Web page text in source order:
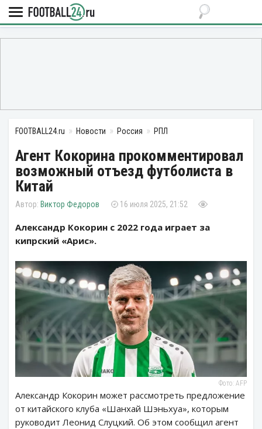
FOOTBALL24.ru Новости Россия РПЛ
Агент Кокорина прокомментировал
возможный отъезд футболиста в
Китай
Виктор Федоров 16 июля 2025, 21:52
Александр Кокорин с 2022 года играет за
кипрский «Арис».
Фото: AFP
Александр Кокорин может рассмотреть предложение
от китайского клуба «Шанхай Шэньхуа», которым
руководит Леонид Слуцкий. Об этом сообщил агент